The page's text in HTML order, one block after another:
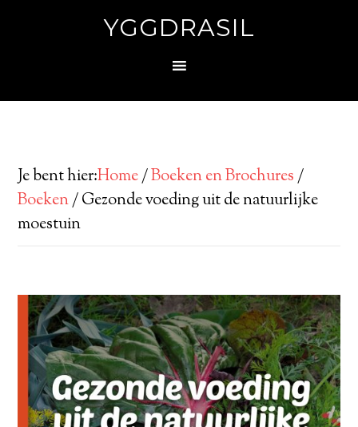
YGGDRASIL
Je bent hier:Home/Boeken en Brochures/
Boeken/Gezonde voeding uit de natuurlijke
moestuin